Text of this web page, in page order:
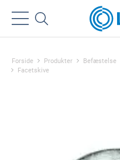
Forside Produkter Befæstelse
Facetskive